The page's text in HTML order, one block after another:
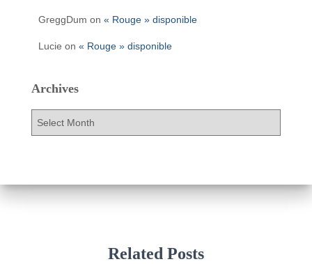
GreggDum on « Rouge » disponible
Lucie on « Rouge » disponible
Archives
v
Related Posts